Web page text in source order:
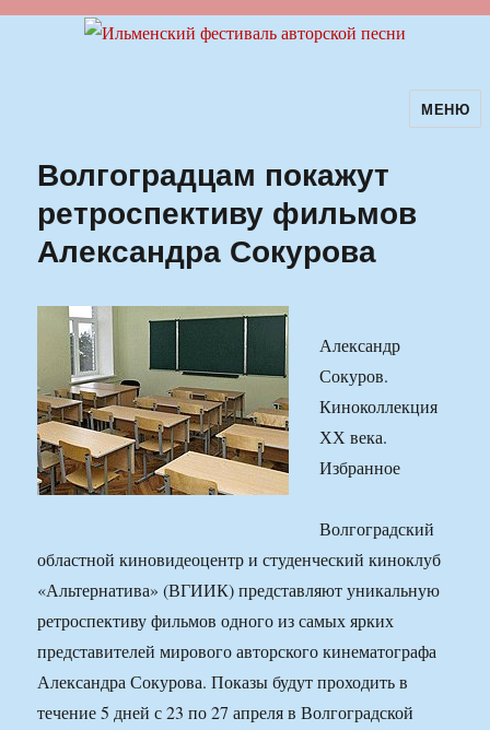
Ильменский фестиваль авторскойМЕНЮ
Волгоградцам покажут
ретроспективу фильмов
Александра Сокурова
Александр
Сокуров.
Киноколлекция
ХХ века.
Избранное
Волгоградский
областной киновидеоцентр и студенческий киноклуб
«Альтернатива» (ВГИИК) представляют уникальную
ретроспективу фильмов одного из самых ярких
представителей мирового авторского кинематографа
Александра Сокурова. Показы будут проходить в
течение 5 дней с 23 по 27 апреля в Волгоградской